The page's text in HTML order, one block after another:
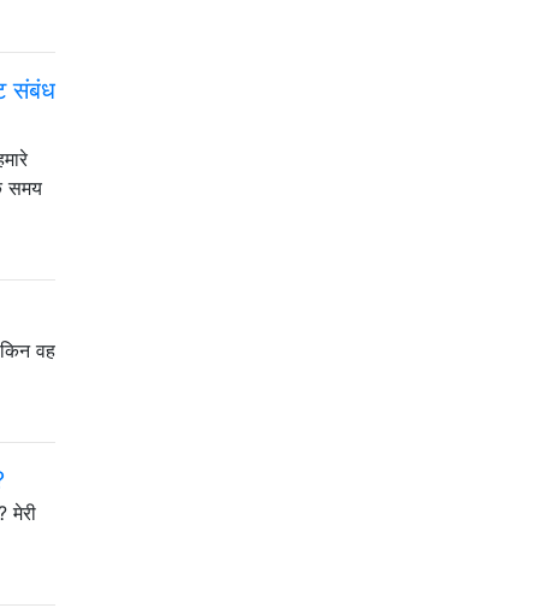
संबंध
समय
वह
मेरी